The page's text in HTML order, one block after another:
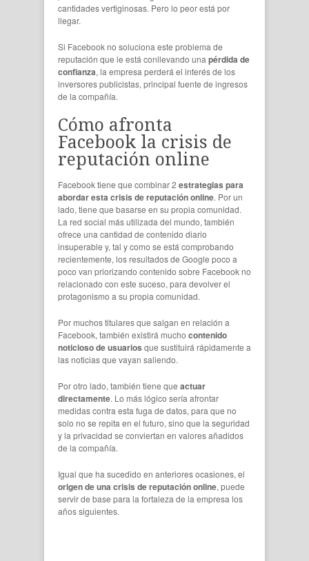
cantidades vertiginosas. Pero lo peor está por
llegar.
Si Facebook no soluciona este problema de
reputación que le está conllevando una pérdida de
confianza, la empresa perderá el interés de los
inversores publicistas, principal fuente de ingresos
de la compañía.
Cómo afronta
Facebook la crisis de
reputación online
Facebook tiene que combinar 2 estrategias para
abordar esta crisis de reputación online. Por un
lado, tiene que basarse en su propia comunidad.
La red social más utilizada del mundo, también
ofrece una cantidad de contenido diario
insuperable y, tal y como se está comprobando
recientemente, los resultados de Google poco a
poco van priorizando contenido sobre Facebook no
relacionado con este suceso, para devolver el
protagonismo a su propia comunidad.
Por muchos titulares que salgan en relación a
Facebook, también existirá mucho contenido
noticioso de usuarios que sustituirá rápidamente a
las noticias que vayan saliendo.
Por otro lado, también tiene que actuar
directamente. Lo más lógico sería afrontar
medidas contra esta fuga de datos, para que no
solo no se repita en el futuro, sino que la seguridad
y la privacidad se conviertan en valores añadidos
de la compañía.
Igual que ha sucedido en anteriores ocasiones, el
origen de una crisis de reputación online, puede
servir de base para la fortaleza de la empresa los
años siguientes.